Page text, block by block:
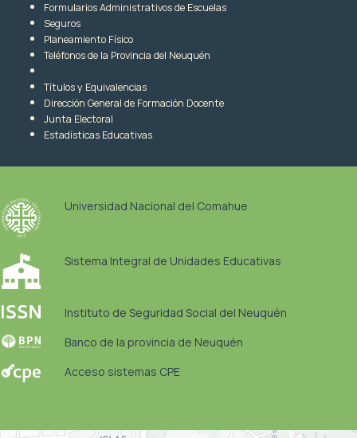
Formularios Administrativos de Escuelas
Seguros
Planeamiento Físico
Teléfonos de la Provincia del Neuquén
Títulos y Equivalencias
Dirección General de Formación Docente
Junta Electoral
Estadísticas Educativas
Universidad Nacional del Comahue
Sistema Integral de Unidades Educativas
Instituto de Seguridad Social del Neuquén
Banco de la provincia de Neuquén
Acceso sistemas CPE